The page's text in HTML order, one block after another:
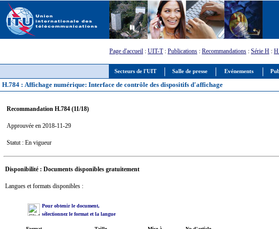
Secteurs de l'UIT Salle de presse Evénements
Page d'accueil : UIT-T: Publications : Recommandations : Série H :
H.784 : Affichage numérique: Interface de contrôle des dispositifs d'affichage
Recommandation H.784 (11/18)
Approuvée en 2018-11-29
Statut : En vigueur
Disponibilité : Documents disponibles gratuitement
Langues et formats disponibles :
Pour obtenir le document,
sélectionnez le format et la langue